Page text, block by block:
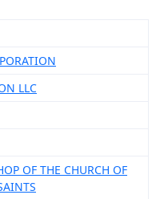
LLC
OF THE CHURCH OF